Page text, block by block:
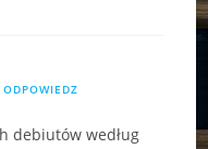
ODPOWIEDZ
debiutów według